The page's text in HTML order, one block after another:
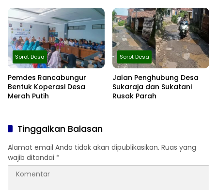
Tetap Dibangun
Sorot Desa
Pemdes Rancabungur
Bentuk Koperasi Desa
Merah Putih
Sorot Desa
Jalan Penghubung Desa
Sukaraja dan Sukatani
Rusak Parah
Tinggalkan Balasan
Alamat email Anda tidak akan dipublikasikan. Ruas yang
wajib ditandai *